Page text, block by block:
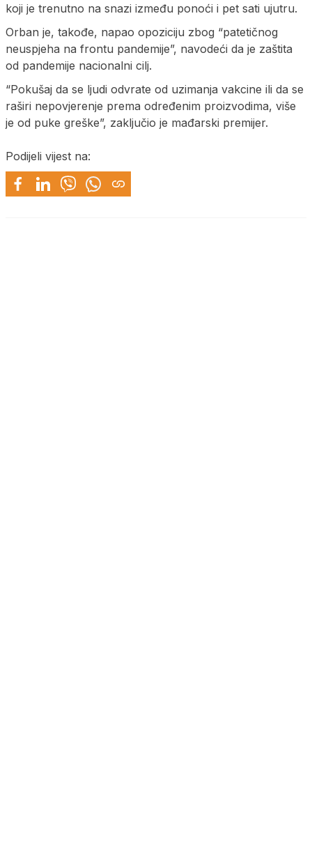
koji je trenutno na snazi između ponoći i pet sati ujutru.
Orban je, takođe, napao opoziciju zbog “patetičnog
neuspjeha na frontu pandemije”, navodeći da je zaštita
od pandemije nacionalni cilj.
“Pokušaj da se ljudi odvrate od uzimanja vakcine ili da se
raširi nepovjerenje prema određenim proizvodima, više
je od puke greške”, zaključio je mađarski premijer.
Podijeli vijest na: